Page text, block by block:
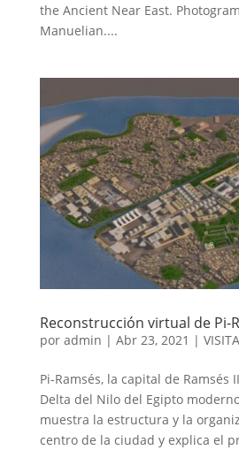
the Ancient Near East.
Manuelian....
Reconstrucción virtual de Pi-
por admin | Abr 23, 2021 |
Pi-Ramsés, la capital de Ramsés
Delta del Nilo del Egipto
muestra la estructura y la
centro de la ciudad y explica el